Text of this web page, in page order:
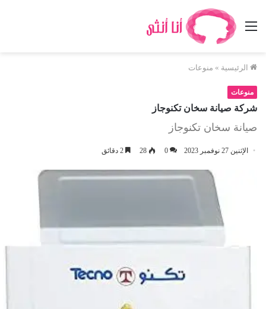
القائمة
الرئيسية » منوعات
منوعات
شركة صيانة سخان تكنوجاز
صيانة سخان تكنوجاز
الإثنين 27 نوفمبر 2023 0
28